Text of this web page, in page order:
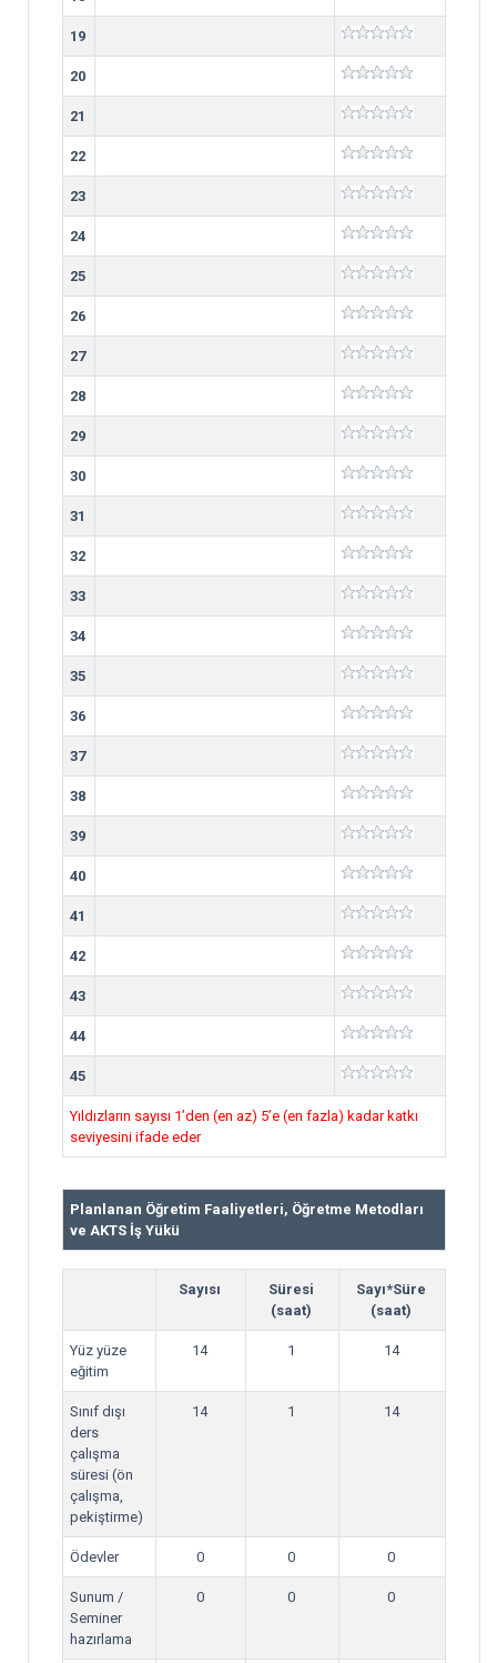
19
20
21
22
23
24
25
26
27
28
29
30
31
32
33
34
35
36
37
38
39
40
41
42
43
44
45
Yıldızların sayısı 1’den (en az) 5’e (en fazla) kadar katkı
seviyesini ifade eder
Planlanan Öğretim Faaliyetleri, Öğretme Metodları
ve AKTS İş Yükü
Sayısı
Süresi
(saat)
Sayı*Süre
(saat)
Yüz yüze
eğitim
14 1 14
Sınıf dışı
ders
çalışma
süresi (ön
çalışma,
pekiştirme)
14 1 14
Ödevler 0 0 0
Sunum /
Seminer
hazırlama
0 0 0